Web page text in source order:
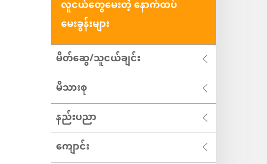
လူငယ်တွေမေးတဲ့ နောက်ထပ်
မေးခွန်းများ
မိတ်ဆွေ/သူငယ်ချင်း
မိသားစု
နည်းပညာ
ကျောင်း